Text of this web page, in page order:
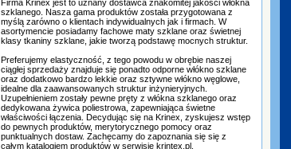
Firma Krinex jest to uznany dostawca znakomitej jakości włókna
szklanego. Nasza gama produktów została przygotowana z
myślą zarówno o klientach indywidualnych jak i firmach. W
asortymencie posiadamy fachowe maty szklane oraz świetnej
klasy tkaniny szklane, jakie tworzą podstawę mocnych struktur.
Preferujemy elastyczność, z tego powodu w obrębie naszej
ciągłej sprzedaży znajduje się ponadto odporne włókno szklane
oraz dodatkowo bardzo lekkie oraz sztywne włókno węglowe,
idealne dla zaawansowanych struktur inżynieryjnych.
Uzupełnieniem zostały pewne pręty z włókna szklanego oraz
dedykowana żywica poliestrowa, zapewniająca świetne
właściwości łączenia. Decydując się na Krinex, zyskujesz wstęp
do pewnych produktów, merytorycznego pomocy oraz
punktualnych dostaw. Zachęcamy do zapoznania się się z
całym katalogiem produktów w serwisie krintex.pl.